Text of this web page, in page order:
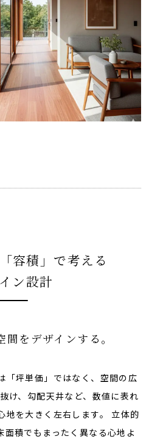
容積」で考える
ン設計
をデザインする。
「坪単価」ではなく、空間の広
け、勾配天井など、数値に表れ
地を大きく左右します。 立体的
面積でもまったく異なる心地よ